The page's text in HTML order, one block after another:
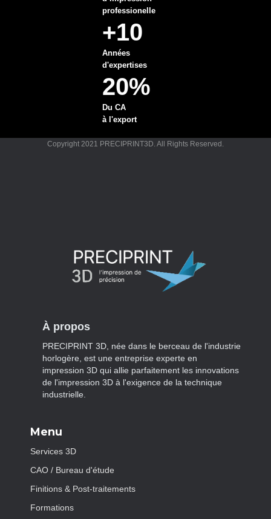
professionelle
+10
Années
d'expertises
20%
Du CA
à l'export
Copyright 2021 PRECIPRINT3D. All Rights Reserved.
À propos
PRECIPRINT 3D, née dans le berceau de l'industrie
horlogère, est une entreprise experte en
impression 3D qui allie parfaitement les innovations
de l'impression 3D à l'exigence de la technique
industrielle.
Menu
Services 3D
CAO / Bureau d'étude
Finitions & Post-traitements
Formations